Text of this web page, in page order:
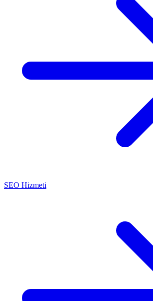
SEO Hizmeti